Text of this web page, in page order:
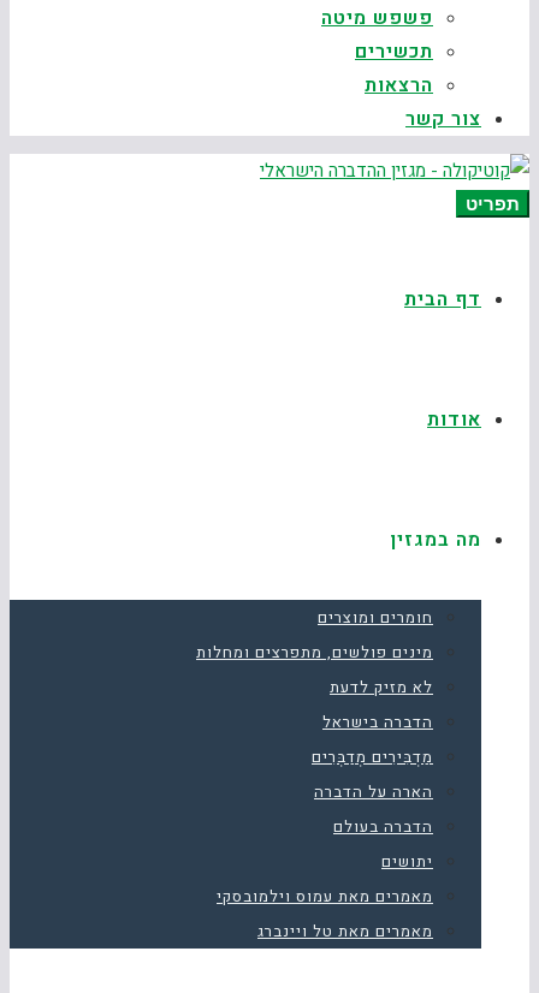
פשפש מיטה
תכשירים
הרצאות
צור קשר
תפריט
דף הבית
אודות
מה במגזין
חומרים ומוצרים
מינים פולשים, מתפרצים ומחלות
לא מזיק לדעת
הדברה בישראל
מַדְבִּירִים מְדַבְּרִים
הארה על הדברה
הדברה בעולם
יתושים
מאמרים מאת עמוס וילמובסקי
מאמרים מאת טל ויינברג